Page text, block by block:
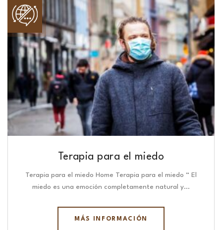
Terapia para el miedo
Terapia para el miedo Home Terapia para el miedo “ El
miedo es una emoción completamente natural y…
MÁS INFORMACIÓN